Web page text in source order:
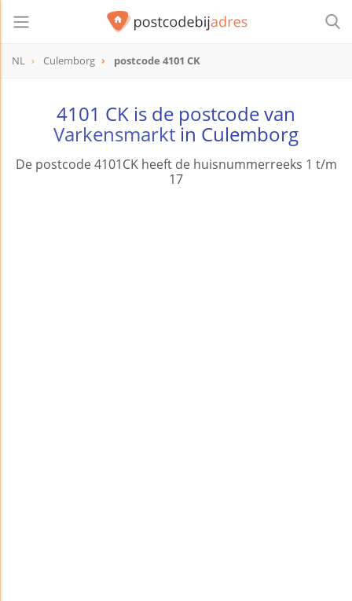
NL Culemborg postcode 4101 CK
4101 CK is de postcode van
Varkensmarktin Culemborg
De postcode 4101CK heeft de huisnummerreeks 1 t/m
17